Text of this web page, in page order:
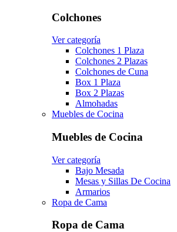
Colchones
Ver categoría
Colchones 1 Plaza
Colchones 2 Plazas
Colchones de Cuna
Box 1 Plaza
Box 2 Plazas
Almohadas
Muebles de Cocina
Muebles de Cocina
Ver categoría
Bajo Mesada
Mesas y Sillas De Cocina
Armarios
Ropa de Cama
Ropa de Cama